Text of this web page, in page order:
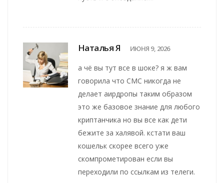
Наталья Я ИЮНЯ 9, 2026
а чё вы тут все в шоке? я ж вам
говорила что CMC никогда не
делает аирдропы таким образом
это же базовое знание для любого
криптанчика но вы все как дети
бежите за халявой. кстати ваш
кошельк скорее всего уже
скомпрометирован если вы
переходили по ссылкам из телеги.